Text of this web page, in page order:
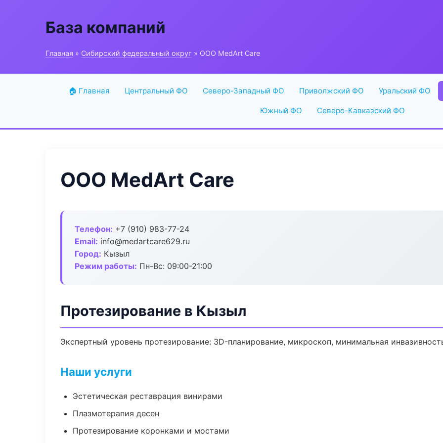
База компаний
Главная » Сибирский федеральный округ » ООО MedArt Care
🏠 Главная Центральный ФО Северо-Западный ФО Приволжский ФО Уральский ФО
Южный ФО Северо-Кавказский ФО
ООО MedArt Care
Телефон: +7 (910) 983-77-24
Email: info@medartcare629.ru
Город: Кызыл
Режим работы: Пн-Вс: 09:00-21:00
Протезирование в Кызыл
Экспертный уровень протезирование: 3D-планирование, микроскоп, минимальная
Наши услуги
Эстетическая реставрация винирами
Плазмотерапия десен
Протезирование коронками и мостами